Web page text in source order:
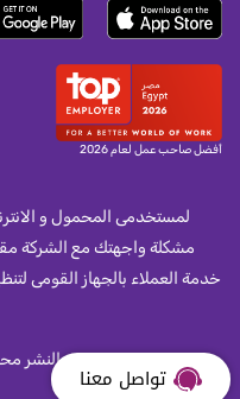
أفضل صاحب عمل لعام 2026
لمستخدمى المحمول و
جميع حقوق النشر
تواصل معنا